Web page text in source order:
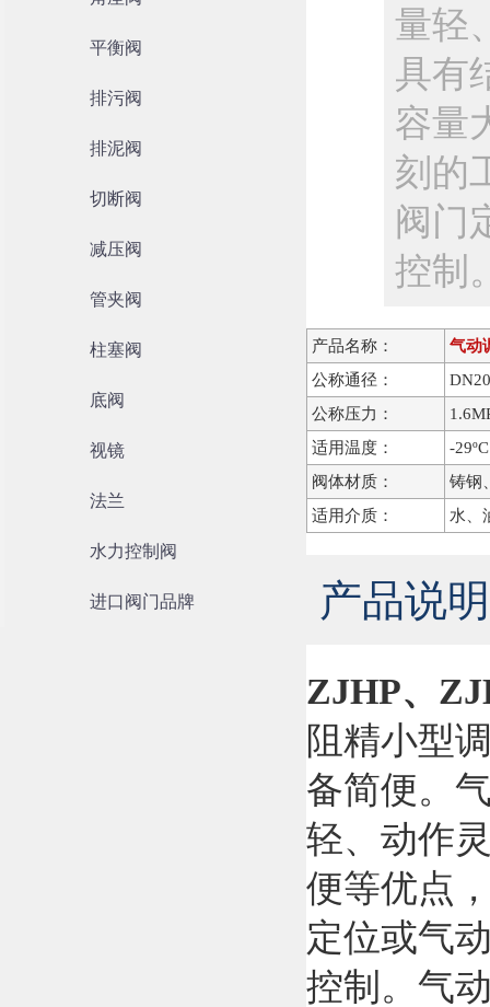
平衡阀
排污阀
排泥阀
切断阀
减压阀
管夹阀
柱塞阀
底阀
视镜
法兰
水力控制阀
进口阀门品牌
量轻
具有
容量
刻的
阀门
控制
产品名称：
气动
公称通径：
公称压力：
适用温度：
-
阀体材质：
铸钢
适用介质：
水、
产品说明
ZJHP、
阻精小型
备简便。
轻、动作
便等优点
定位或气
控制。气